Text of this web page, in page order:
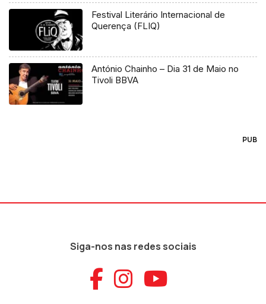
Festival Literário Internacional de
Querença (FLIQ)
António Chainho – Dia 31 de Maio no
Tivoli BBVA
PUB
Siga-nos nas redes sociais
Aceder ao
Aceder ao
Aceder